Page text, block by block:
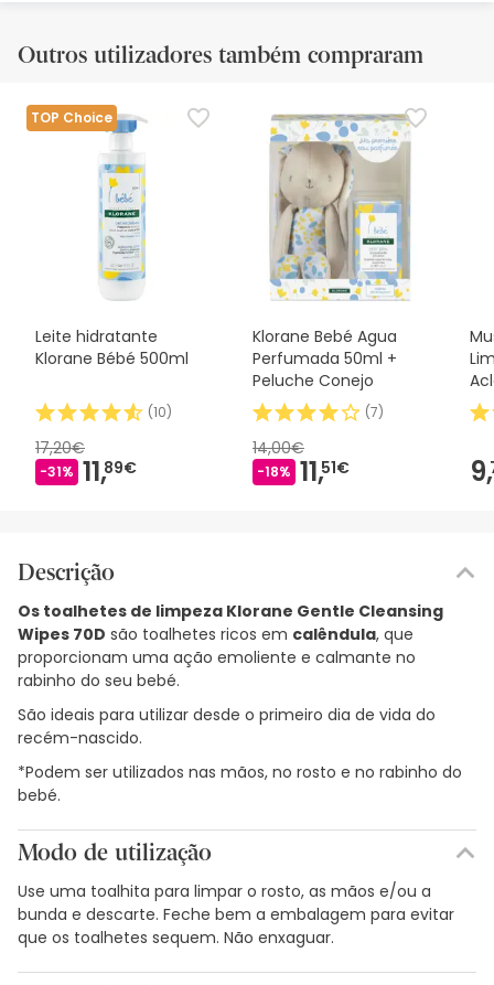
Outros utilizadores também compraram
TOP Choice
Leite hidratante
Klorane Bébé 500ml
(10)
17,20€
-31% 11,89€
Klorane Bebé Agua
Perfumada 50ml +
Peluche Conejo
(7)
14,00€
-18% 11,51€ 9,
Descrição
Os toalhetes de limpeza Klorane Gentle Cleansing
Wipes 70D são toalhetes ricos em calêndula, que
proporcionam uma ação emoliente e calmante no
rabinho do seu bebé.
São ideais para utilizar desde o primeiro dia de vida do
recém-nascido.
*Podem ser utilizados nas mãos, no rosto e no rabinho do
bebé.
Modo de utilização
Use uma toalhita para limpar o rosto, as mãos e/ou a
bunda e descarte. Feche bem a embalagem para evitar
que os toalhetes sequem. Não enxaguar.